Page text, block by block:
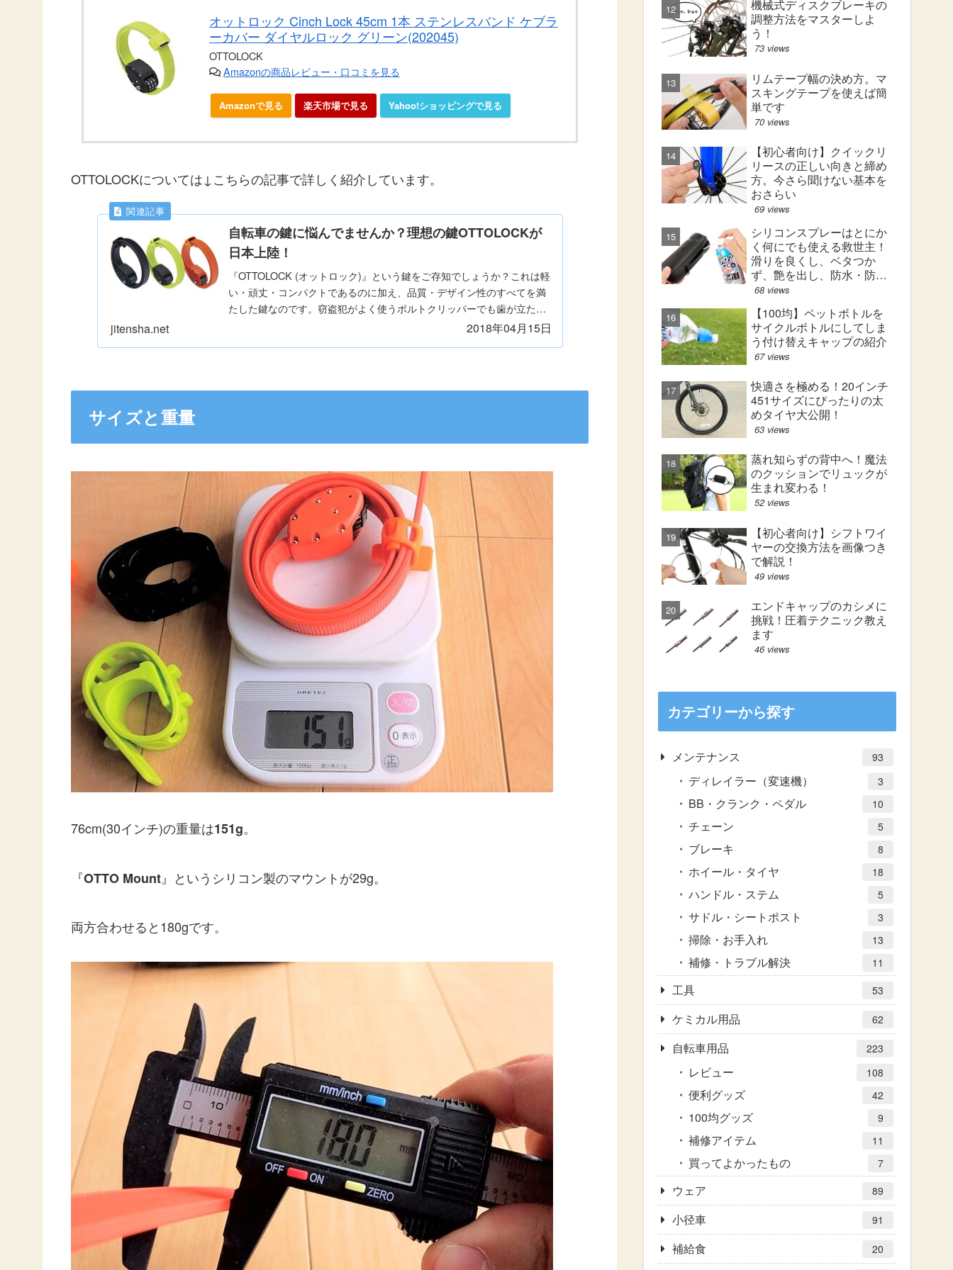
オットロック Cinch Lock 45cm 1本 ステンレスバンド ケブラ
ーカバー ダイヤルロック グリーン(202045)
OTTOLOCK
Amazonの商品レビュー・口コミを見る
Amazonで見る 楽天市場で見る Yahoo!ショッピングで見る
OTTOLOCKについては↓こちらの記事で詳しく紹介しています。
自転車の鍵に悩んでませんか？理想の鍵OTTOLOCKが
日本上陸！
『OTTOLOCK (オットロック)』という鍵をご存知でしょうか？これは軽
い・頑丈・コンパクトであるのに加え、品質・デザイン性のすべてを満
たした鍵なのです。窃盗犯がよく使うボルトクリッパーでも歯が立たな
jitensha.net 2018年04月15日
サイズと重量
76cm(30インチ)の重量は151g。
『OTTO Mount』というシリコン製のマウントが29g。
両方合わせると180gです。
機械式ディスクブレーキの
調整方法をマスターしよ
う！
73 views
リムテープ幅の決め方。マ
スキングテープを使えば簡
単です
70 views
【初心者向け】クイックリ
リースの正しい向きと締め
方。今さら聞けない基本を
おさらい
69 views
シリコンスプレーはとにか
く何にでも使える救世主！
滑りを良くし、ベタつか
ず、艶を出し、防水・防汚
効果も！
68 views
【100均】ペットボトルを
サイクルボトルにしてしま
う付け替えキャップの紹介
67 views
快適さを極める！20インチ
451サイズにぴったりの太
めタイヤ大公開！
63 views
蒸れ知らずの背中へ！魔法
のクッションでリュックが
生まれ変わる！
52 views
【初心者向け】シフトワイ
ヤーの交換方法を画像つき
で解説！
49 views
エンドキャップのカシメに
挑戦！圧着テクニック教え
ます
46 views
カテゴリーから探す
メンテナンス 93
ディレイラー（変速機） 3
BB・クランク・ペダル 10
チェーン 5
ブレーキ 8
ホイール・タイヤ 18
ハンドル・ステム 5
サドル・シートポスト 3
掃除・お手入れ 13
補修・トラブル解決 11
工具 53
ケミカル用品 62
自転車用品 223
レビュー 108
便利グッズ 42
100均グッズ 9
補修アイテム 11
買ってよかったもの 7
ウェア 89
小径車 91
補給食 20